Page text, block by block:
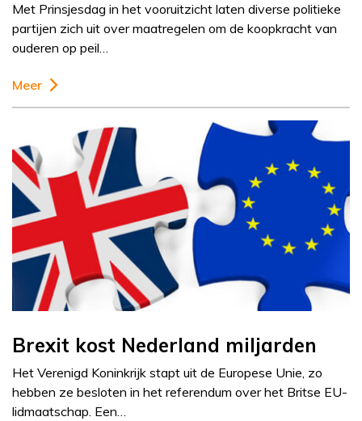
Met Prinsjesdag in het vooruitzicht laten diverse politieke
partijen zich uit over maatregelen om de koopkracht van
ouderen op peil…
Meer
Brexit kost Nederland miljarden
Het Verenigd Koninkrijk stapt uit de Europese Unie, zo
hebben ze besloten in het referendum over het Britse EU-
lidmaatschap. Een…